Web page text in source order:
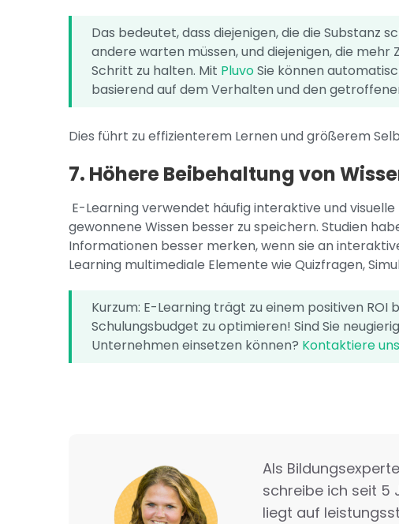
Das bedeutet, dass diejenigen, die die Substanz
andere warten müssen, und diejenigen, die
Schritt zu halten. Mit PluvoSie können
basierend auf dem Verhalten und den
Dies führt zu effizienterem Lernen und größerem
7. Höhere Beibehaltung von
E-Learning verwendet häufig interaktive und
gewonnene Wissen besser zu speichern. Studien
Informationen besser merken, wenn sie an
Learning multimediale Elemente wie Quizfragen,
Kurzum: E-Learning trägt zu einem positiven
Schulungsbudget zu optimieren! Sind Sie
Unternehmen einsetzen können? Kontaktiere
Als
schreibe ich seit 5
liegt auf